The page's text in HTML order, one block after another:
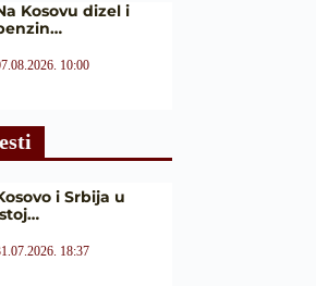
Kosovu dizel i
10:00
i Srbija u
18:37